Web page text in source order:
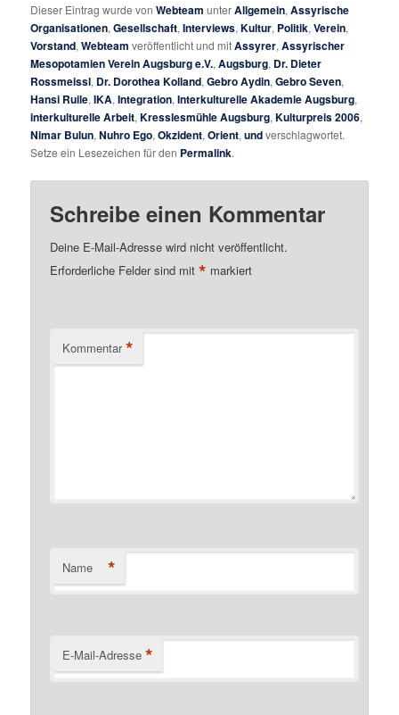
Dieser Eintrag wurde vonWebteam unterAllgemein,Assyrische
Organisationen,Gesellschaft,Interviews,Kultur, Politik,Verein,
Vorstand,Webteam veröffentlicht und mitAssyrer,Assyrischer
Mesopotamien Verein Augsburg e.V.,Augsburg, Dr. Dieter
Rossmeissl, Dr. Dorothea Kolland,Gebro Aydin,Gebro Seven,
Hansi Ruile,IKA,Integration,Interkulturelle Akademie Augsburg,
interkulturelle Arbeit,Kresslesmühle Augsburg,Kulturpreis 2006,
Nimar Bulun,Nuhro Ego,Okzident,Orient,undverschlagwortet.
Setze ein Lesezeichen für den Permalink.
Schreibe einen Kommentar
Deine E-Mail-Adresse wird nicht veröffentlicht.
Erforderliche Felder sind mit* markiert
Kommentar *
Name *
E-Mail-Adresse *